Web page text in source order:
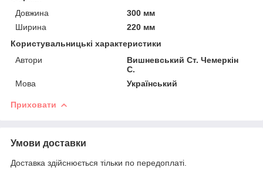
Довжина
300 мм
Ширина
220 мм
Користувальницькі характеристики
Автори
Вишневський Ст. Чемеркін
С.
Мова
Український
Приховати
Умови доставки
Доставка здійснюється тільки по передоплаті.